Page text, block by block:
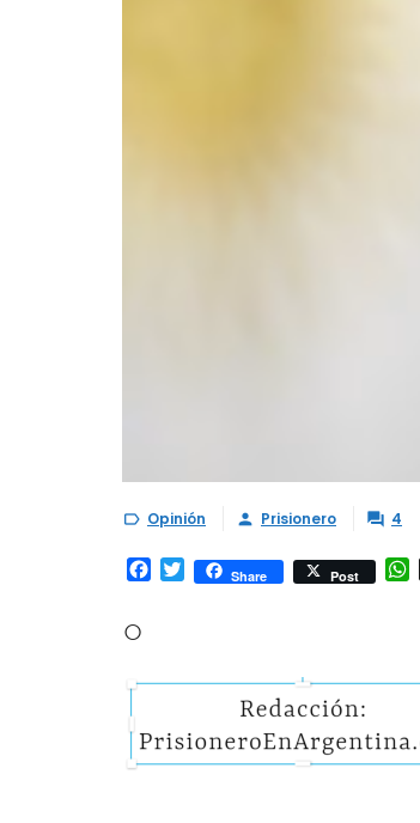
 Opinión  Prisionero  4
Facebook
TwitterShare Post
○